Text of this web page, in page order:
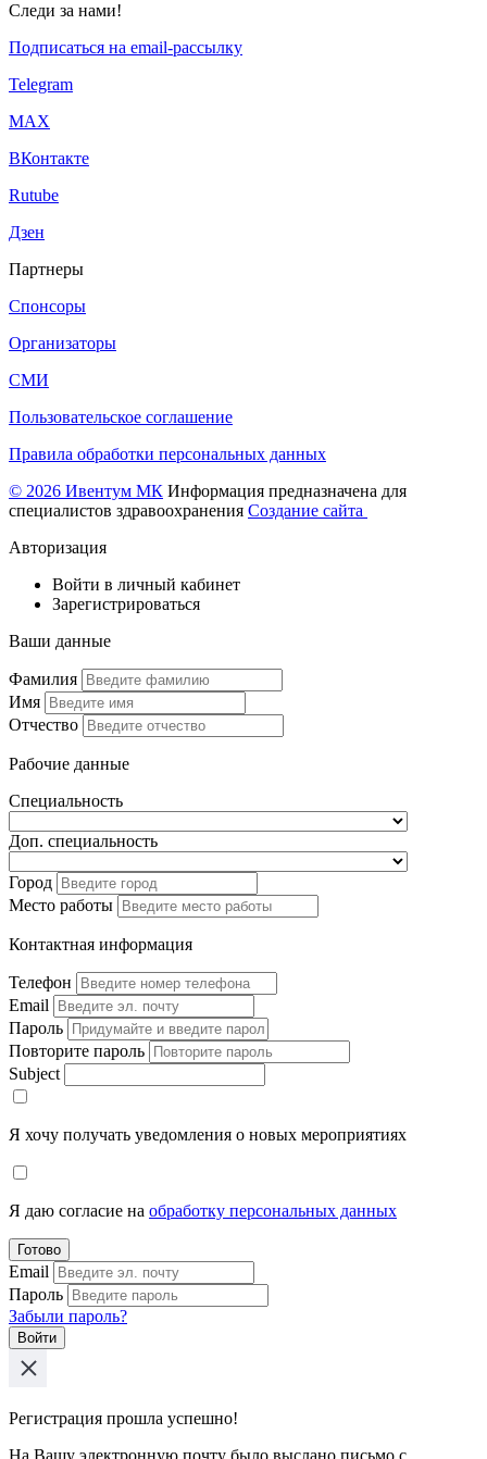
Следи за нами!
Подписаться на email-рассылку
Telegram
МАХ
ВКонтакте
Rutube
Дзен
Партнеры
Спонсоры
Организаторы
СМИ
Пользовательское соглашение
Правила обработки персональных данных
© 2026 Ивентум МК Информация предназначена для
специалистов здравоохранения Создание сайта
Авторизация
Войти в личный кабинет
Зарегистрироваться
Ваши данные
Фамилия
Имя
Отчество
Рабочие данные
Специальность
Доп. специальность
Город
Место работы
Контактная информация
Телефон
Email
Пароль
Повторите пароль
Subject
Я хочу получать уведомления о новых мероприятиях
Я даю согласие на обработку персональных данных
Готово
Email
Пароль
Забыли пароль?
Войти
Регистрация прошла успешно!